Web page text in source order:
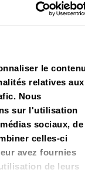
le
relatives aux
Nous
sur l'utilisation
sociaux, de
celles-ci
avez fournies
de leurs